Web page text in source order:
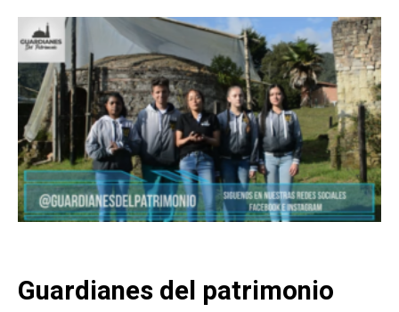
Guardianes del patrimonio